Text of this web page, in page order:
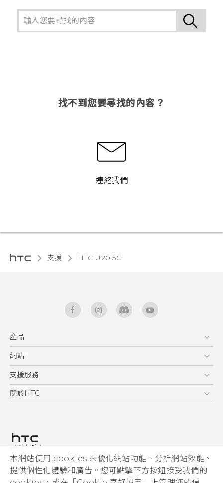
本網站使用 cookies 來優化網站功能、分析網站效能、
提供個性化體驗和廣告。您可點擊下方按鈕接受我們的
找不到您要尋找的內容？
連絡我們
支援 ‎HTC U20 5G‎
產品
5G
智能手機
區塊鍊手機
網站
HTC Dev
HTC Research
支援服務
服務中心
關於HTC
私隱政策
產品安全
加入HTC
© 2011-2026 HTC Corporation